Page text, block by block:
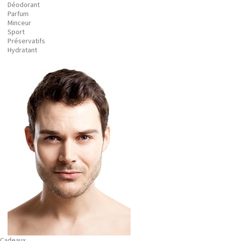
Déodorant
Parfum
Minceur
Sport
Préservatifs
Hydratant